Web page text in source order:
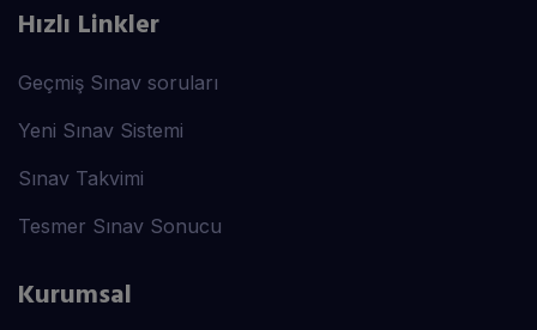
Hızlı Linkler
Geçmiş Sınav soruları
Yeni Sınav Sistemi
Sınav Takvimi
Tesmer Sınav Sonucu
Kurumsal